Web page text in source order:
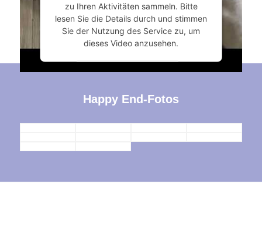
zu Ihren Aktivitäten sammeln. Bitte
lesen Sie die Details durch und stimmen
Sie der Nutzung des Service zu, um
dieses Video anzusehen.
Mehr Informationen
Akzeptieren
powered byUsercentrics Consent
Happy End-Fotos